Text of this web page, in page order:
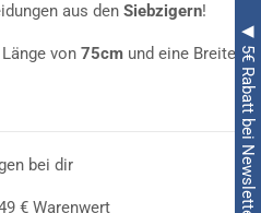
aus den Siebzigern!
von 75cm und eine Breite
bei dir
€ Warenwert